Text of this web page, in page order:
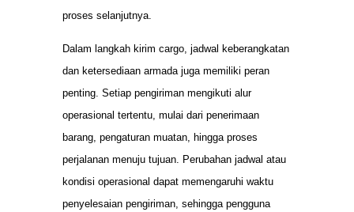
proses selanjutnya.
Dalam langkah kirim cargo, jadwal keberangkatan
dan ketersediaan armada juga memiliki peran
penting. Setiap pengiriman mengikuti alur
operasional tertentu, mulai dari penerimaan
barang, pengaturan muatan, hingga proses
perjalanan menuju tujuan. Perubahan jadwal atau
kondisi operasional dapat memengaruhi waktu
penyelesaian pengiriman, sehingga pengguna